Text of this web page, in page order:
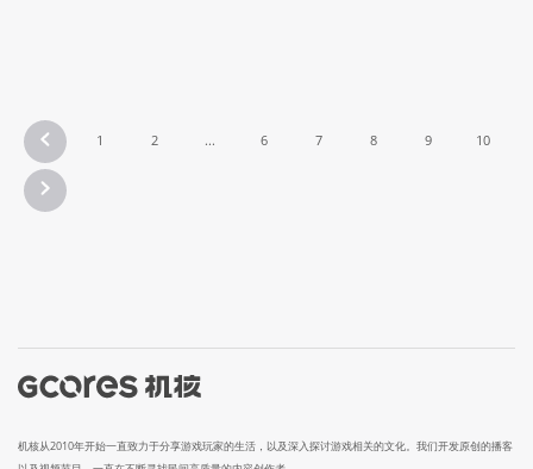
1 2 ... 6 7 8 9 10
机核从2010年开始一直致力于分享游戏玩家的生活，以及深入探讨游戏相关的文化。我们开发原创的播客